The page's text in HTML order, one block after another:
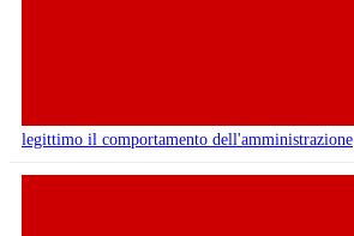
legittimo il comportamento dell'amministrazione